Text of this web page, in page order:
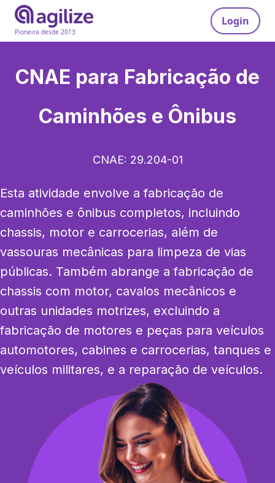
Pioneira desde 2013
Login
CNAE para Fabricação de
Caminhões e Ônibus
CNAE: 29.204-01
Esta atividade envolve a fabricação de
caminhões e ônibus completos, incluindo
chassis, motor e carrocerias, além de
vassouras mecânicas para limpeza de vias
públicas. Também abrange a fabricação de
chassis com motor, cavalos mecânicos e
outras unidades motrizes, excluindo a
fabricação de motores e peças para veículos
automotores, cabines e carrocerias, tanques e
veículos militares, e a reparação de veículos.